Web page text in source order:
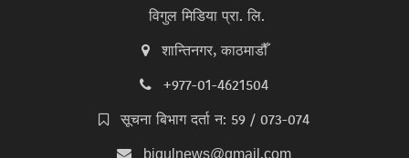
विगुल मिडिया प्रा. लि.
शान्तिनगर, काठमाडौँ
+977-01-4621504
सूचना बिभाग दर्ता न: 59 / 073-074